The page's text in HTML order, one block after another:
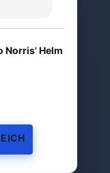
Norris' Helm